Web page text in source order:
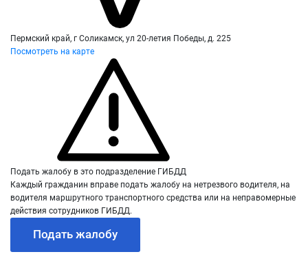
Пермский край, г Соликамск, ул 20-летия Победы, д. 225
Посмотреть на карте
Подать жалобу в это подразделение ГИБДД
Каждый гражданин вправе подать жалобу на нетрезвого водителя, на
водителя маршрутного транспортного средства или на неправомерные
действия сотрудников ГИБДД.
Подать жалобу